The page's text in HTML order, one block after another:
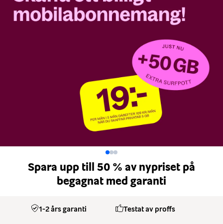
Spara upp till 50 % av nypriset på
begagnat med garanti
1-2 års garanti Testat av proffs